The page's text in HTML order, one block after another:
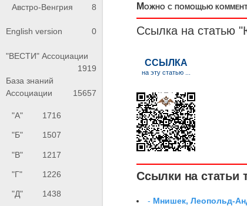
Австро-Венгрия 8
English version 0
"ВЕСТИ" Ассоциации
1919
База знаний
Ассоциации
15657
"А" 1716
"Б" 1507
"В" 1217
"Г" 1226
"Д" 1438
Можно с помощью
Ссылка на статью
Ссылки на статьи
- Мнишек, Леопольд-